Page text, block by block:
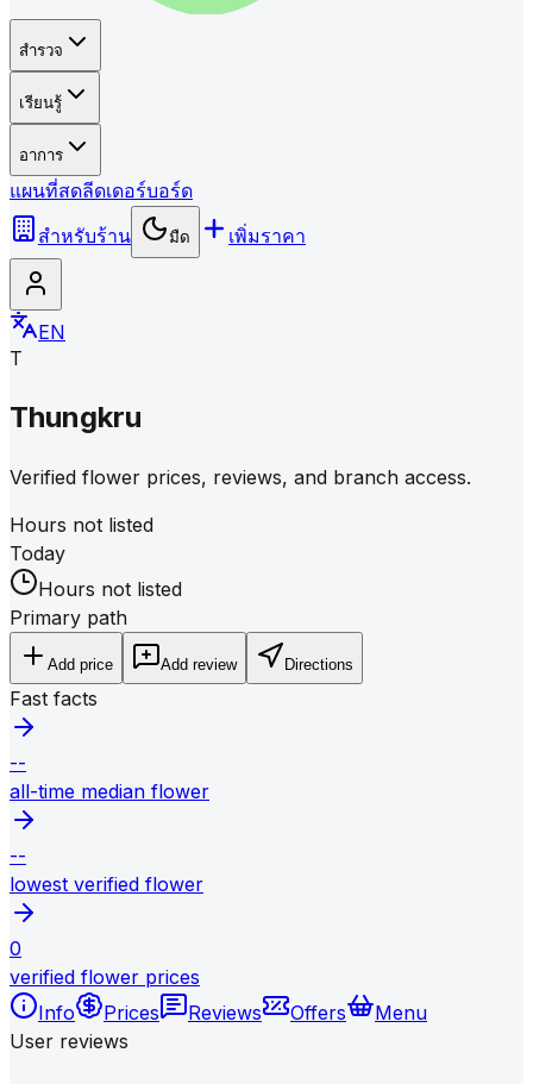
สำรวจ
เรียนรู้
อาการ
แผนที่สดลีดเดอร์บอร์ด
สำหรับร้าน
มืด เพิ่มราคา
EN
T
Thungkru
Verified flower prices, reviews, and branch access.
Hours not listed
Today
Hours not listed
Primary path
Add price Add review Directions
Fast facts
--
all-time median flower
--
lowest verified flower
0
verified flower prices
Info
Prices Reviews Offers
Menu
User reviews